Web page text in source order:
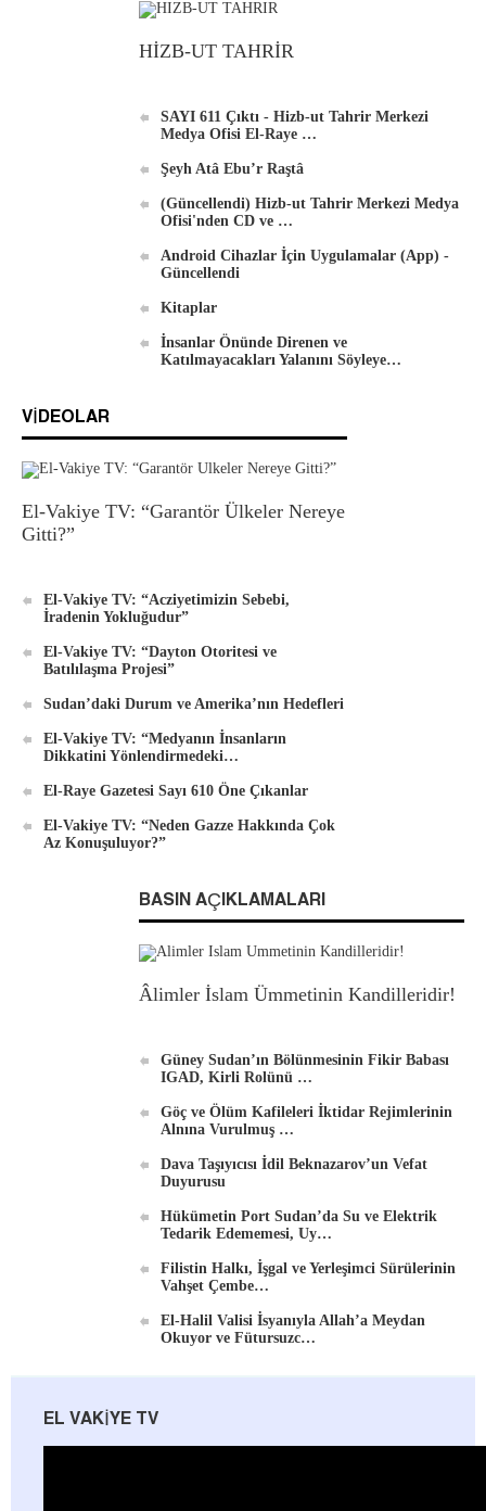
Android İçin Yeni El-Waie Dergisi Uygulaması
HİZB-UT TAHRİR
SAYI 611 Çıktı - Hizb-ut Tahrir Merkezi
Medya Ofisi El-Raye …
Şeyh Atâ Ebu’r Raştâ
(Güncellendi) Hizb-ut Tahrir Merkezi Medya
Ofisi'nden CD ve …
Android Cihazlar İçin Uygulamalar (App) -
Güncellendi
Kitaplar
İnsanlar Önünde Direnen ve
Katılmayacakları Yalanını Söyleye…
VIDEOLAR
El-Vakiye TV: “Garantör Ülkeler Nereye
Gitti?”
El-Vakiye TV: “Acziyetimizin Sebebi,
İradenin Yokluğudur”
El-Vakiye TV: “Dayton Otoritesi ve
Batılılaşma Projesi”
Sudan’daki Durum ve Amerika’nın Hedefleri
El-Vakiye TV: “Medyanın İnsanların
Dikkatini Yönlendirmedeki…
El-Raye Gazetesi Sayı 610 Öne Çıkanlar
El-Vakiye TV: “Neden Gazze Hakkında Çok
Az Konuşuluyor?”
BASIN AÇIKLAMALARI
Âlimler İslam Ümmetinin Kandilleridir!
Güney Sudan’ın Bölünmesinin Fikir Babası
IGAD, Kirli Rolünü …
Göç ve Ölüm Kafileleri İktidar Rejimlerinin
Alnına Vurulmuş …
Dava Taşıyıcısı İdil Beknazarov’un Vefat
Duyurusu
Hükümetin Port Sudan’da Su ve Elektrik
Tedarik Edememesi, Uy…
Filistin Halkı, İşgal ve Yerleşimci Sürülerinin
Vahşet Çembe…
El-Halil Valisi İsyanıyla Allah’a Meydan
Okuyor ve Fütursuzc…
EL VAKIYE TV